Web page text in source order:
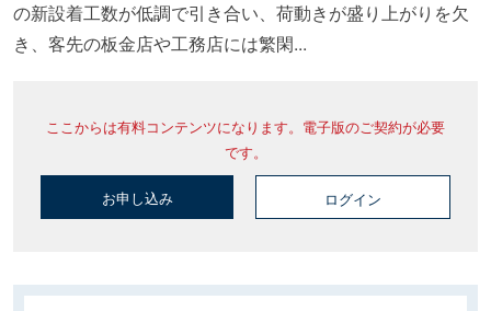
の新設着工数が低調で引き合い、荷動きが盛り上がりを欠
き、客先の板金店や工務店には繁閑...
ここからは有料コンテンツになります。電子版のご契約が必要
です。
お申し込み ログイン